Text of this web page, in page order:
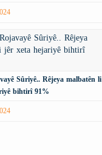
Sûriyê.. Rêjeya malbatên li
bihtirî 91%